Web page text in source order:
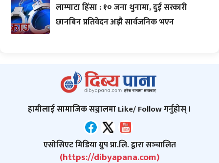
लाम्पाटा हिंसा : १० जना थुनामा, दुई सरकारी
छानबिन प्रतिवेदन अझै सार्वजनिक भएन
हामीलाई सामाजिक सञ्जालमा Like/ Follow गर्नुहोस् ।
एसोसिएट मिडिया ग्रुप प्रा.लि. द्वारा सञ्‍चालित
(https://dibyapana.com)